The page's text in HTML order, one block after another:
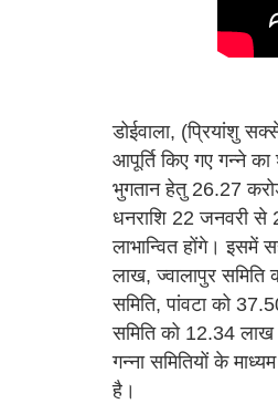
डोईवाला, (प्रियांशु
आपूर्ति किए गए गन्ने
भुगतान हेतु 26.27
धनराशि 22 जनवरी से
लाभान्वित होंगे। इसमें
लाख, ज्वालापुर
समिति, पांवटा को
समिति को 12.34
गन्ना समितियों के
है।